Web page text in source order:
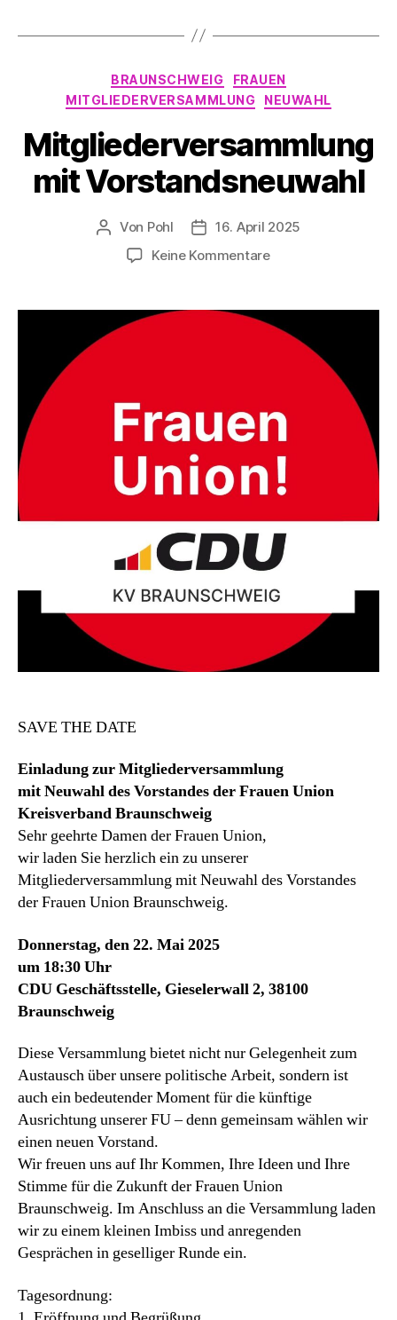
Kategorien
BRAUNSCHWEIG
FRAUEN
MITGLIEDERVERSAMMLUNG
NEUWAHL
Mitgliederversammlung
mit Vorstandsneuwahl
Beitragsautor
Von Pohl Beitragsdatum
16. April 2025
Keine Kommentarezu
Vorstandsneuwahl
SAVE THE DATE
Einladung zur Mitgliederversammlung
mit Neuwahl des Vorstandes der Frauen Union
Kreisverband Braunschweig
Sehr geehrte Damen der Frauen Union,
wir laden Sie herzlich ein zu unserer
Mitgliederversammlung mit Neuwahl des Vorstandes
der Frauen Union Braunschweig.
Donnerstag, den 22. Mai 2025
um 18:30 Uhr
CDU Geschäftsstelle, Gieselerwall 2, 38100
Braunschweig
Diese Versammlung bietet nicht nur Gelegenheit zum
Austausch über unsere politische Arbeit, sondern ist
auch ein bedeutender Moment für die künftige
Ausrichtung unserer FU – denn gemeinsam wählen wir
einen neuen Vorstand.
Wir freuen uns auf Ihr Kommen, Ihre Ideen und Ihre
Stimme für die Zukunft der Frauen Union
Braunschweig. Im Anschluss an die Versammlung laden
wir zu einem kleinen Imbiss und anregenden
Gesprächen in geselliger Runde ein.
Tagesordnung: